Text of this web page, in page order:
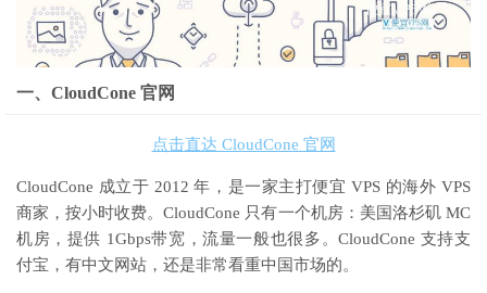
一、CloudCone 官网
点击直达 CloudCone 官网
CloudCone 成立于 2012 年，是一家主打便宜 VPS 的海外 VPS
商家，按小时收费。CloudCone 只有一个机房：美国洛杉矶 MC
机房，提供 1Gbps带宽，流量一般也很多。CloudCone 支持支
付宝，有中文网站，还是非常看重中国市场的。